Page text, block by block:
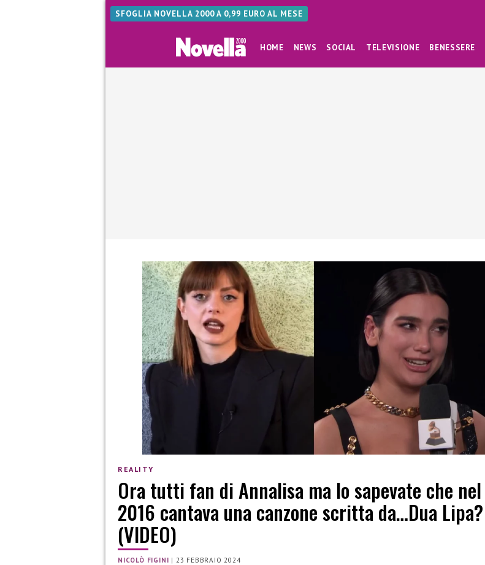
SFOGLIA NOVELLA 2000 A 0,99 EURO AL MESE
HOME NEWS SOCIAL TELEVISIONE BENESSERE
REALITY
Ora tutti fan di Annalisa ma lo sapevate che nel
2016 cantava una canzone scritta da…Dua Lipa?
(VIDEO)
NICOLÒ FIGINI | 23 FEBBRAIO 2024